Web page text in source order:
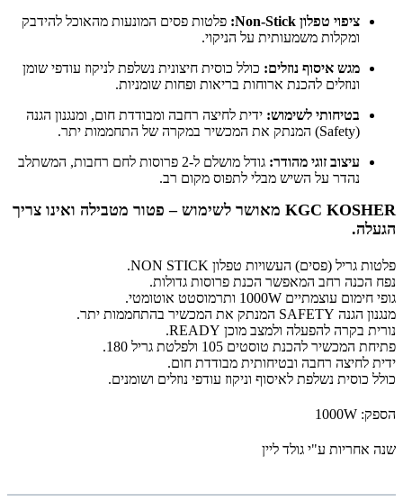
ציפוי טפלון Non-Stick:
פלטות פסים המונעות מהאוכל להידבק
ומקלות משמעותית על הניקוי.
מגש איסוף נוזלים: כולל כוסית חיצונית נשלפת לניקוז עודפי שומן
ונוזלים להכנת ארוחות בריאות ופחות שומניות.
בטיחותי לשימוש: ידית לחיצה רחבה ומבודדת חום, ומנגנון הגנה
(Safety) המנתק את המכשיר במקרה של התחממות יתר.
עיצוב זוגי מהודר:
גודל מושלם ל-2 פרוסות לחם רחבות, המשתלב
נהדר על השיש מבלי לתפוס מקום רב.
KGC KOSHER מאושר לשימוש – פטור מטבילה ואינו צריך
הגעלה.
פלטות גריל (פסים) העשויות טפלון NON STICK.
נפח הכנה רחב המאפשר הכנת פרוסות גדולות.
גופי חימום עוצמתיים 1000W ותרמוסטט אוטומטי.
מנגנון הגנה SAFETY המנתק את המכשיר בהתחממות יתר.
נורית בקרה להפעלה ולמצב מוכן READY.
פתיחת המכשיר להכנת טוסטים 105 ולפלטת גריל 180.
ידית לחיצה רחבה ובטיחותית מבודדת חום.
כולל כוסית נשלפת לאיסוף וניקוז עודפי נוזלים ושומנים.
הספק: 1000W
שנה אחריות ע"י גולד ליין